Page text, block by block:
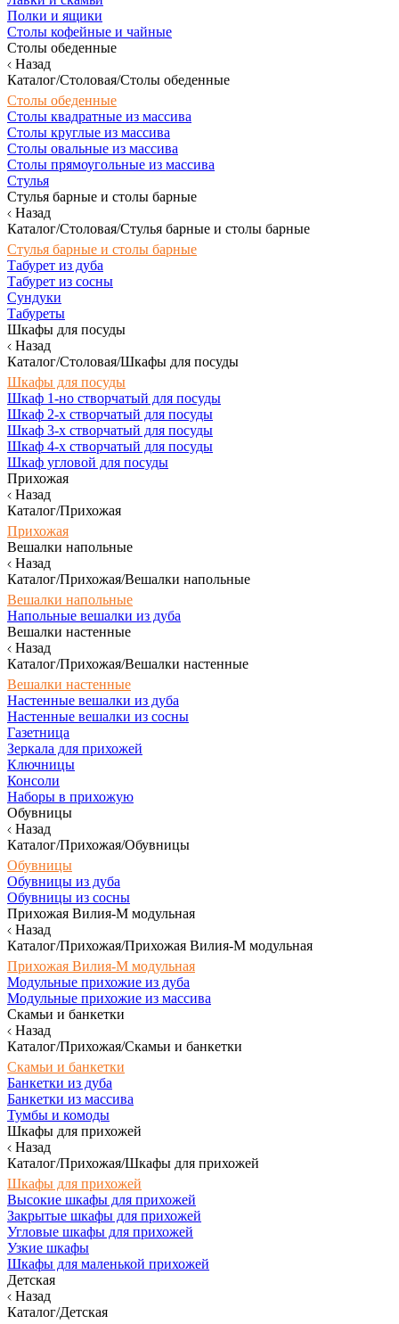
Полки и ящики
Столы кофейные и чайные
Столы обеденные
Назад
Каталог/Столовая/Столы обеденные
Столы обеденные
Столы квадратные из массива
Столы круглые из массива
Столы овальные из массива
Столы прямоугольные из массива
Стулья
Стулья барные и столы барные
Назад
Каталог/Столовая/Стулья барные и столы барные
Стулья барные и столы барные
Табурет из дуба
Табурет из сосны
Сундуки
Табуреты
Шкафы для посуды
Назад
Каталог/Столовая/Шкафы для посуды
Шкафы для посуды
Шкаф 1-но створчатый для посуды
Шкаф 2-х створчатый для посуды
Шкаф 3-х створчатый для посуды
Шкаф 4-х створчатый для посуды
Шкаф угловой для посуды
Прихожая
Назад
Каталог/Прихожая
Прихожая
Вешалки напольные
Назад
Каталог/Прихожая/Вешалки напольные
Вешалки напольные
Напольные вешалки из дуба
Вешалки настенные
Назад
Каталог/Прихожая/Вешалки настенные
Вешалки настенные
Настенные вешалки из дуба
Настенные вешалки из сосны
Газетница
Зеркала для прихожей
Ключницы
Консоли
Наборы в прихожую
Обувницы
Назад
Каталог/Прихожая/Обувницы
Обувницы
Обувницы из дуба
Обувницы из сосны
Прихожая Вилия-М модульная
Назад
Каталог/Прихожая/Прихожая Вилия-М модульная
Прихожая Вилия-М модульная
Модульные прихожие из дуба
Модульные прихожие из массива
Скамьи и банкетки
Назад
Каталог/Прихожая/Скамьи и банкетки
Скамьи и банкетки
Банкетки из дуба
Банкетки из массива
Тумбы и комоды
Шкафы для прихожей
Назад
Каталог/Прихожая/Шкафы для прихожей
Шкафы для прихожей
Высокие шкафы для прихожей
Закрытые шкафы для прихожей
Угловые шкафы для прихожей
Узкие шкафы
Шкафы для маленькой прихожей
Детская
Назад
Каталог/Детская